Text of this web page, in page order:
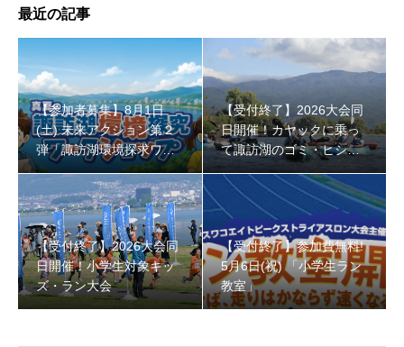
最近の記事
【参加者募集】8月1日
(土) 未来アクション第２
弾「諏訪湖環境探求ワー
クショップ」小学４年生
から！
【受付終了】2026大会同
日開催！カヤックに乗っ
て諏訪湖のゴミ・ヒシを
回収しよう！
【受付終了】2026大会同
日開催！小学生対象キッ
ズ・ラン大会
【受付終了】参加費無料!
5月6日(祝) 「小学生ラン
教室」